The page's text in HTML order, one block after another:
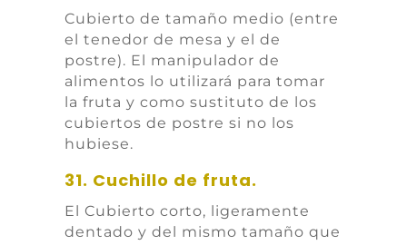
Cubierto de tamaño medio (entre
el tenedor de mesa y el de
postre). El manipulador de
alimentos lo utilizará para tomar
la fruta y como sustituto de los
cubiertos de postre si no los
hubiese.
31. Cuchillo de fruta.
El Cubierto corto, ligeramente
dentado y del mismo tamaño que